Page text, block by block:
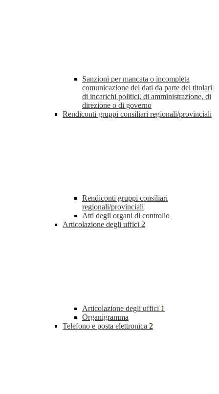
Sanzioni per mancata o incompleta
comunicazione dei dati da parte dei titolari
di incarichi politici, di amministrazione, di
direzione o di governo
Rendiconti gruppi consiliari regionali/provinciali
Rendiconti gruppi consiliari
regionali/provinciali
Atti degli organi di controllo
Articolazione degli uffici 2
Articolazione degli uffici 1
Organigramma
Telefono e posta elettronica 2